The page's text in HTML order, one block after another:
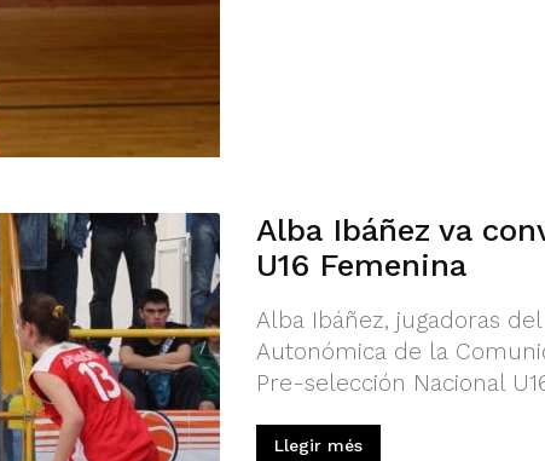
Alba Ibáñez va
U16 Femenina
Alba Ibáñez, jugadoras
Autonómica de la
Pre-selección Nacional
Llegir més